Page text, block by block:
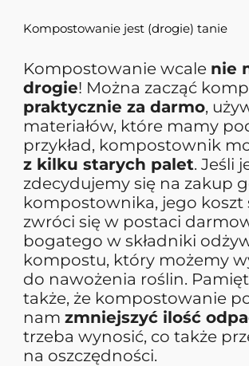
Kompostowanie jest (drogie) tanie
Kompostowanie wcale nie
drogie! Można zacząć
praktycznie za darmo,
materiałów, które mamy
przykład, kompostownik
z kilku starych palet. Jeśli
zdecydujemy się na zakup
kompostownika, jego koszt
zwróci się w postaci
bogatego w składniki
kompostu, który możemy
do nawożenia roślin.
także, że kompostowanie
nam zmniejszyć ilość
trzeba wynosić, co także
na oszczędności.